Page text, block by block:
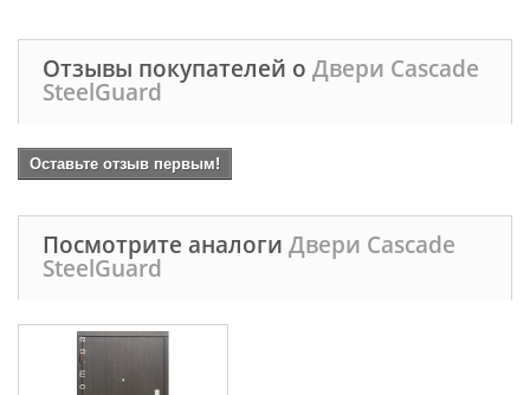
Отзывы покупателей о Двери Cascade
SteelGuard
Оставьте отзыв первым!
Посмотрите аналоги Двери Cascade
SteelGuard